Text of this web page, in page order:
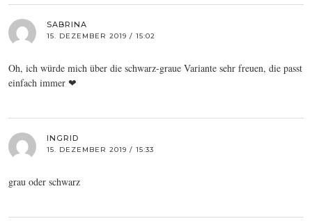
SABRINA
15. DEZEMBER 2019 / 15:02
Oh, ich würde mich über die schwarz-graue Variante sehr freuen, die passt
einfach immer ❤
INGRID
15. DEZEMBER 2019 / 15:33
grau oder schwarz